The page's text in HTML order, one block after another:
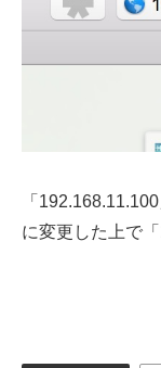
「
に変更した上で